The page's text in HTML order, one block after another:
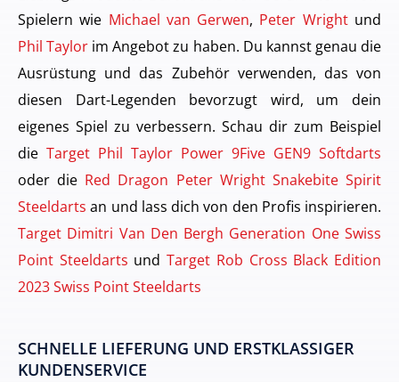
Spielern wie Michael van Gerwen, Peter Wrightund
Phil Taylor im Angebot zu haben. Du kannst genau die
Ausrüstung und das Zubehör verwenden, das von
diesen Dart-Legenden bevorzugt wird, um dein
eigenes Spiel zu verbessern. Schau dir zum Beispiel
die Target Phil Taylor Power 9Five GEN9 Softdarts
oder die Red Dragon Peter Wright Snakebite Spirit
Steeldarts an und lass dich von den Profis inspirieren.
Target Dimitri Van Den Bergh Generation One Swiss
Point Steeldarts undTarget Rob Cross Black Edition
2023 Swiss Point Steeldarts
SCHNELLE LIEFERUNG UND ERSTKLASSIGER
KUNDENSERVICE